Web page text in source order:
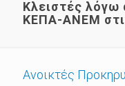
Kλειστές λόγω
ΚΕΠΑ-ΑΝΕΜ
Ανοικτές